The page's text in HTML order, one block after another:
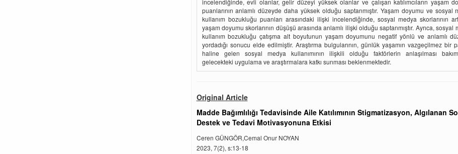
incelendiğinde, evli olanlar, gelir düzeyi yüksek olanlar ve çalışan katılımcıların yaşam
puanlarının anlamlı düzeyde daha yüksek olduğu saptanmıştır. Yaşam doyumu ve sosyal
kullanım bozukluğu puanları arasındaki ilişki incelendiğinde, sosyal medya skorlarının
yaşam doyumu skorlarının düşüşü arasında anlamlı ilişki olduğu saptanmıştır. Ayrıca, sosyal
kullanım bozukluğu çatışma alt boyutunun yaşam doyumunu negatif yönlü ve anlamlı
yordadığı sonucu elde edilmiştir. Araştırma bulgularının, günlük yaşamın vazgeçilmez bir
haline gelen sosyal medya kullanımının ilişkili olduğu faktörlerin anlaşılması
gelecekteki uygulama ve araştırmalara katkı sunması beklenmektedir.
Original Article
Madde Bağımlılığı Tedavisinde Aile Katılımının Stigmatizasyon, Algılanan
Destek ve Tedavi Motivasyonuna Etkisi
Ceren GÜNGÖR,Cemal Onur NOYAN
2023, 7(2), s:13-18